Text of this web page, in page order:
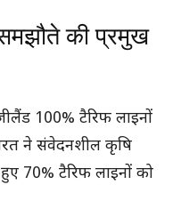
की प्रमुख
100% टैरिफ लाइनों
ने संवेदनशील कृषि
70% टैरिफ लाइनों को